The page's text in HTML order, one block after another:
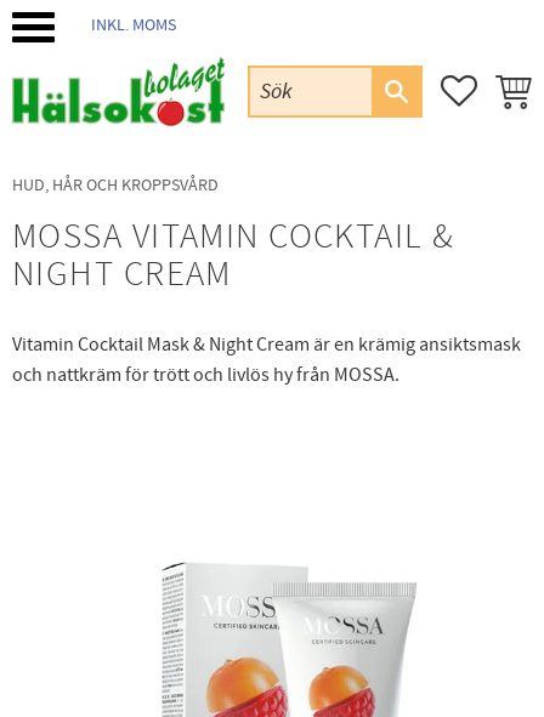
INKL. MOMS
HUD, HÅR OCH KROPPSVÅRD
MOSSA VITAMIN COCKTAIL &
NIGHT CREAM
Vitamin Cocktail Mask & Night Cream är en krämig ansiktsmask
och nattkräm för trött och livlös hy från MOSSA.